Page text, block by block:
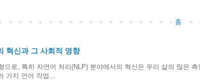
홈
혁신과 그 사회적 영향
으로, 특히 자연어 처리(NLP) 분야에서의 혁신은 우리 삶의 많은
가지 언어 작업...